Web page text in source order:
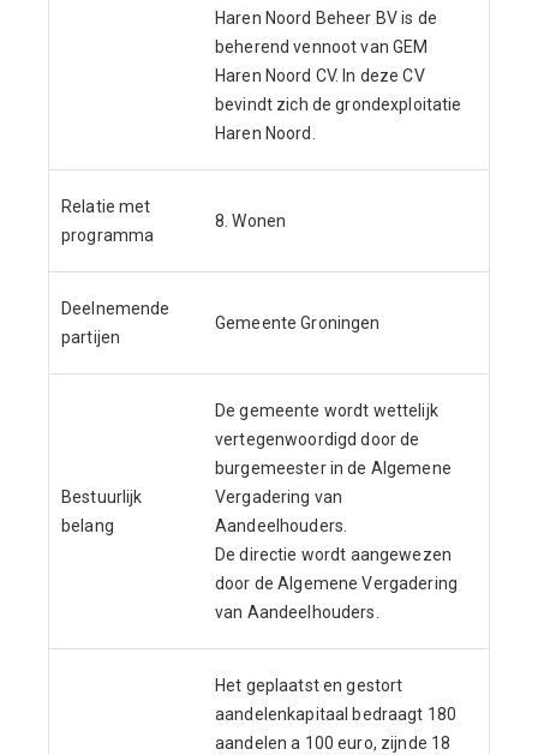
Haren Noord Beheer BV is de
beherend vennoot van GEM
Haren Noord CV. In deze CV
bevindt zich de grondexploitatie
Haren Noord.
Relatie met
programma
8. Wonen
Deelnemende
partijen
Gemeente Groningen
Bestuurlijk
belang
De gemeente wordt wettelijk
vertegenwoordigd door de
burgemeester in de Algemene
Vergadering van
Aandeelhouders.
De directie wordt aangewezen
door de Algemene Vergadering
van Aandeelhouders.
Het geplaatst en gestort
aandelenkapitaal bedraagt 180
aandelen a 100 euro, zijnde 18